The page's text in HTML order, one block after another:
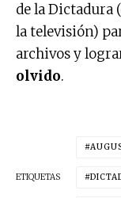
de la Dictadura
la televisión)
archivos y
olvido.
ETIQUETAS